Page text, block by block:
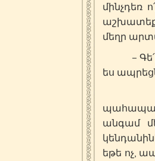
մինչդեռ
մեղր
–
ես
–
պահապան
անգամ
եթե ոչ,